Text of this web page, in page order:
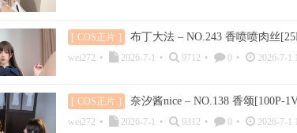
[ COS正片 ] 布丁大法 – NO.243 香喷喷肉丝
wei272 • 2026-7-1 • 9712 • 0 • 2026-7-1
[ COS正片 ] 奈汐酱nice – NO.138 香颂[100P-
wei272 • 2026-7-1 • 9312 • 0 • 2026-7-1